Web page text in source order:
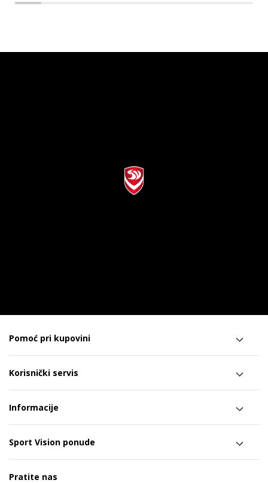
Pomoć pri kupovini
Korisnički servis
Informacije
Sport Vision ponude
Pratite nas